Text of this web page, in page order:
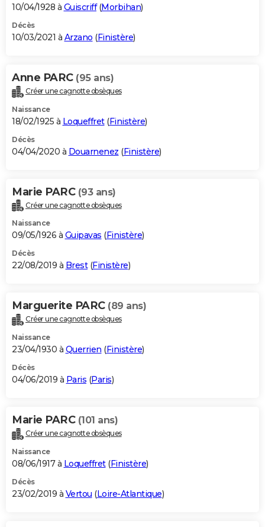
10/04/1928 à Guiscriff(Morbihan)
Décès
10/03/2021 à Arzano (Finistère)
Anne PARC (95 ans)
Créer une cagnotte obsèques
Naissance
18/02/1925 à Loqueffret(Finistère)
Décès
04/04/2020 à Douarnenez (Finistère)
Marie PARC (93 ans)
Créer une cagnotte obsèques
Naissance
09/05/1926 à Guipavas (Finistère)
Décès
22/08/2019 à Brest(Finistère)
Marguerite PARC (89 ans)
Créer une cagnotte obsèques
Naissance
23/04/1930 à Querrien (Finistère)
Décès
04/06/2019 à Paris (Paris)
Marie PARC (101 ans)
Créer une cagnotte obsèques
Naissance
08/06/1917 à Loqueffret(Finistère)
Décès
23/02/2019 à Vertou (Loire-Atlantique)